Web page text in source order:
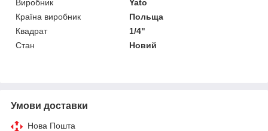
Виробник
Yato
Країна виробник
Польща
Квадрат
1/4"
Стан
Новий
Умови доставки
Нова Пошта